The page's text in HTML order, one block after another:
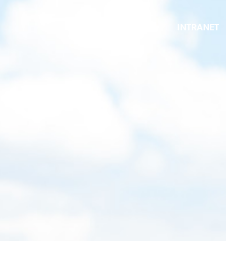
INTRANET